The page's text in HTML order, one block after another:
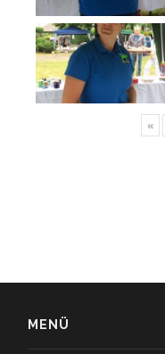
«
MENÜ